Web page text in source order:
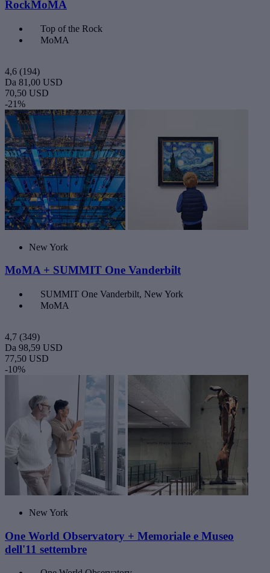
RockMoMA
Top of the Rock
MoMA
4,6 (194)
Da 81,00 USD
70,50 USD
-21%
New York
MoMA + SUMMIT One Vanderbilt
SUMMIT One Vanderbilt, New York
MoMA
4,7 (349)
Da 98,59 USD
77,50 USD
-10%
New York
One World Observatory + Memoriale e Museo
dell'11 settembre